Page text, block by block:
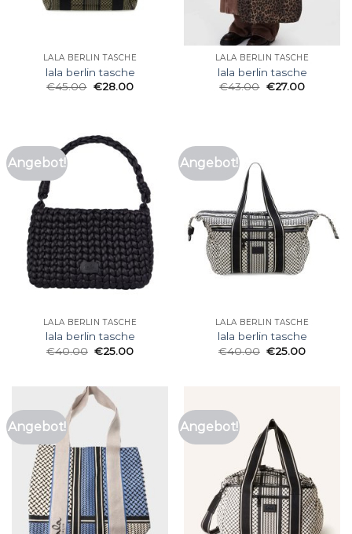
LALA BERLIN TASCHE
lala berlin tasche
€45.00 €28.00
LALA BERLIN TASCHE
lala berlin tasche
€43.00 €27.00
Angebot!
LALA BERLIN TASCHE
lala berlin tasche
€40.00 €25.00
Angebot!
LALA BERLIN TASCHE
lala berlin tasche
€40.00 €25.00
Angebot! Angebot!